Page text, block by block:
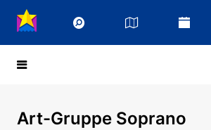
Art-Gruppe Soprano